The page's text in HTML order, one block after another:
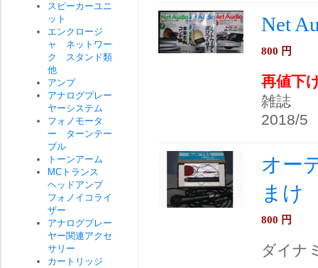
Net
800 円
再値下
雑誌
2018/5
オー
まけ
800 円
ダイナ
スピーカーユニ
ット
エンクロージ
ャ ネットワー
ク スタンド類
他
アンプ
アナログプレー
ヤーシステム
フォノモータ
ー ターンテー
ブル
トーンアーム
MCトランス
ヘッドアンプ
フォノイコライ
ザー
アナログプレー
ヤー関連アクセ
サリー
カートリッジ